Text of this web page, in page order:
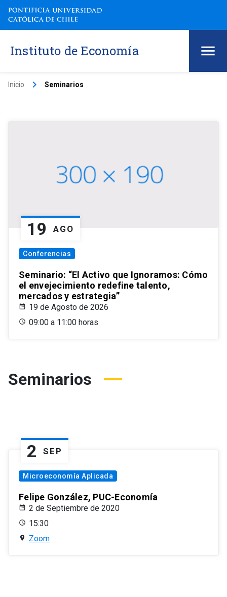
Instituto de Economía
Inicio keyboard_arrow_right Seminarios
19 AGO
Conferencias
Seminario: “El Activo que Ignoramos: Cómo
el envejecimiento redefine talento,
mercados y estrategia”
19 de Agosto de 2026
09:00 a 11:00 horas
Seminarios
2 SEP
Microeconomía Aplicada
Felipe González, PUC-Economía
2 de Septiembre de 2020
15:30
Zoom